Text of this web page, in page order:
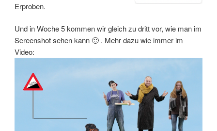
Erproben.
Und in Woche 5 kommen wir gleich zu dritt vor, wie man im
Screenshot sehen kann 🙂 . Mehr dazu wie immer im
Video: